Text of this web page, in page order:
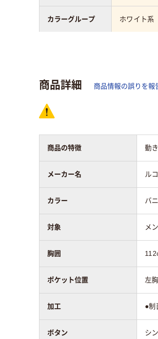
ホワイト系
カラーグループ
着丈
ドクターコートの
胸囲
商品詳細 商品情報の誤りを報
商品の特徴 動
メーカー名 ル
カラー バ
対象 メ
胸囲
ポケット位置 左
加工 ●制
ボタン シ